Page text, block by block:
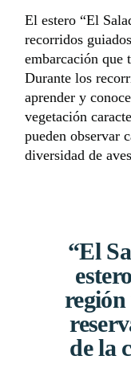
El estero “El
recorridos
embarcación que
Durante los
aprender y
vegetación
pueden observar
diversidad de
“El
de la